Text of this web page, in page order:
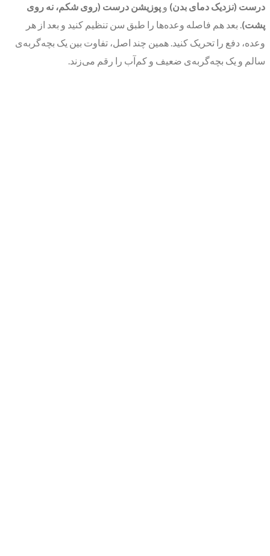
درست (نزدیک دمای بدن) و پوزیشن درست (روی شکم، نه روی
پشت). بعد هم فاصله وعده‌ها را طبق سن تنظیم کنید و بعد از هر
وعده، دفع را تحریک کنید. همین چند اصل، تفاوت بین یک بچه‌گربه‌ی
سالم و یک بچه‌گربه‌ی ضعیف و کم‌آب را رقم می‌زند.